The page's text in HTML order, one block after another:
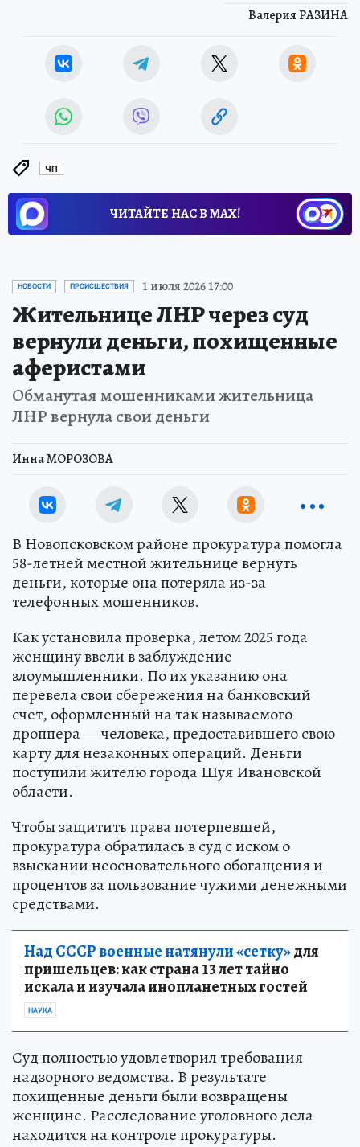
Валерия РАЗИНА
ЧП
ЧИТАЙТЕ НАС В МАХ!
НОВОСТИ ПРОИСШЕСТВИЯ 1 июля 2026 17:00
Жительнице ЛНР через суд
вернули деньги, похищенные
аферистами
Обманутая мошенниками жительница
ЛНР вернула свои деньги
Инна МОРОЗОВА
В Новопсковском районе прокуратура помогла
58-летней местной жительнице вернуть
деньги, которые она потеряла из-за
телефонных мошенников.
Как установила проверка, летом 2025 года
женщину ввели в заблуждение
злоумышленники. По их указанию она
перевела свои сбережения на банковский
счет, оформленный на так называемого
дроппера — человека, предоставившего свою
карту для незаконных операций. Деньги
поступили жителю города Шуя Ивановской
области.
Чтобы защитить права потерпевшей,
прокуратура обратилась в суд с иском о
взыскании неосновательного обогащения и
процентов за пользование чужими денежными
средствами.
Над СССР военные натянули «сетку»для
пришельцев: как страна 13 лет тайно
искала и изучала инопланетных гостей
НАУКА
Суд полностью удовлетворил требования
надзорного ведомства. В результате
похищенные деньги были возвращены
женщине. Расследование уголовного дела
находится на контроле прокуратуры.